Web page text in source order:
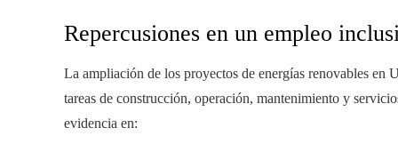
Repercusiones en un empleo
La ampliación de los proyectos de energías renovables en
tareas de construcción, operación, mantenimiento y
evidencia en: